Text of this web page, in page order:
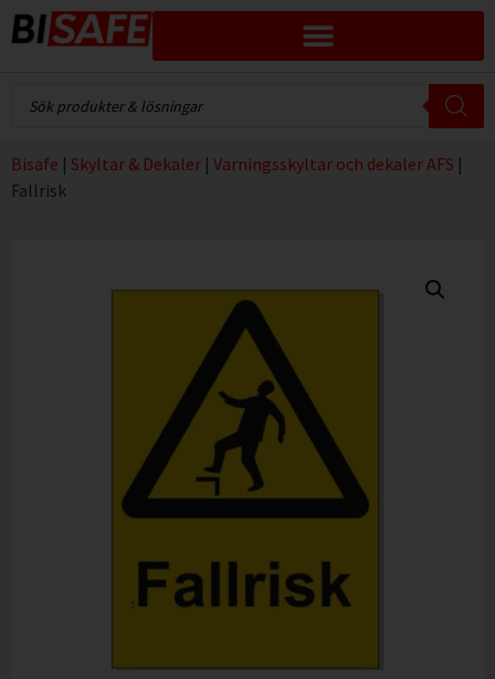
Bisafe | Skyltar & Dekaler | Varningsskyltar och dekaler AFS |
Fallrisk